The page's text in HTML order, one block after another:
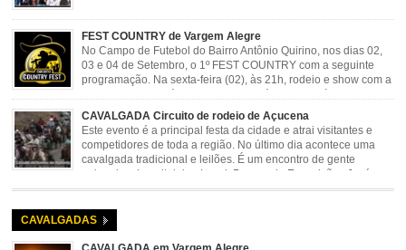
FEST COUNTRY de Vargem Alegre
No Campo de Futebol do Bairro Antônio Quirino, nos dias 02,
03 e 04 de Setembro, o 1º FEST COUNTRY com a seguinte
programação. Na sexta-feira (02), às 21h, rodeio e show com a
rodeio e shows com o Trio Pé de Cedro e o Trio […]
CAVALGADA Circuito de rodeio de Açucena
Este evento é a principal festa da cidade e atrai visitantes e
competidores de toda a região. No último dia acontece uma
cavalgada tradicional e leilões. É um encontro de gente
animada e hospitaleira. Local: Parque de Exposições José
Rosa Guimarães, Açucena Data: Setembro
CAVALGADAS